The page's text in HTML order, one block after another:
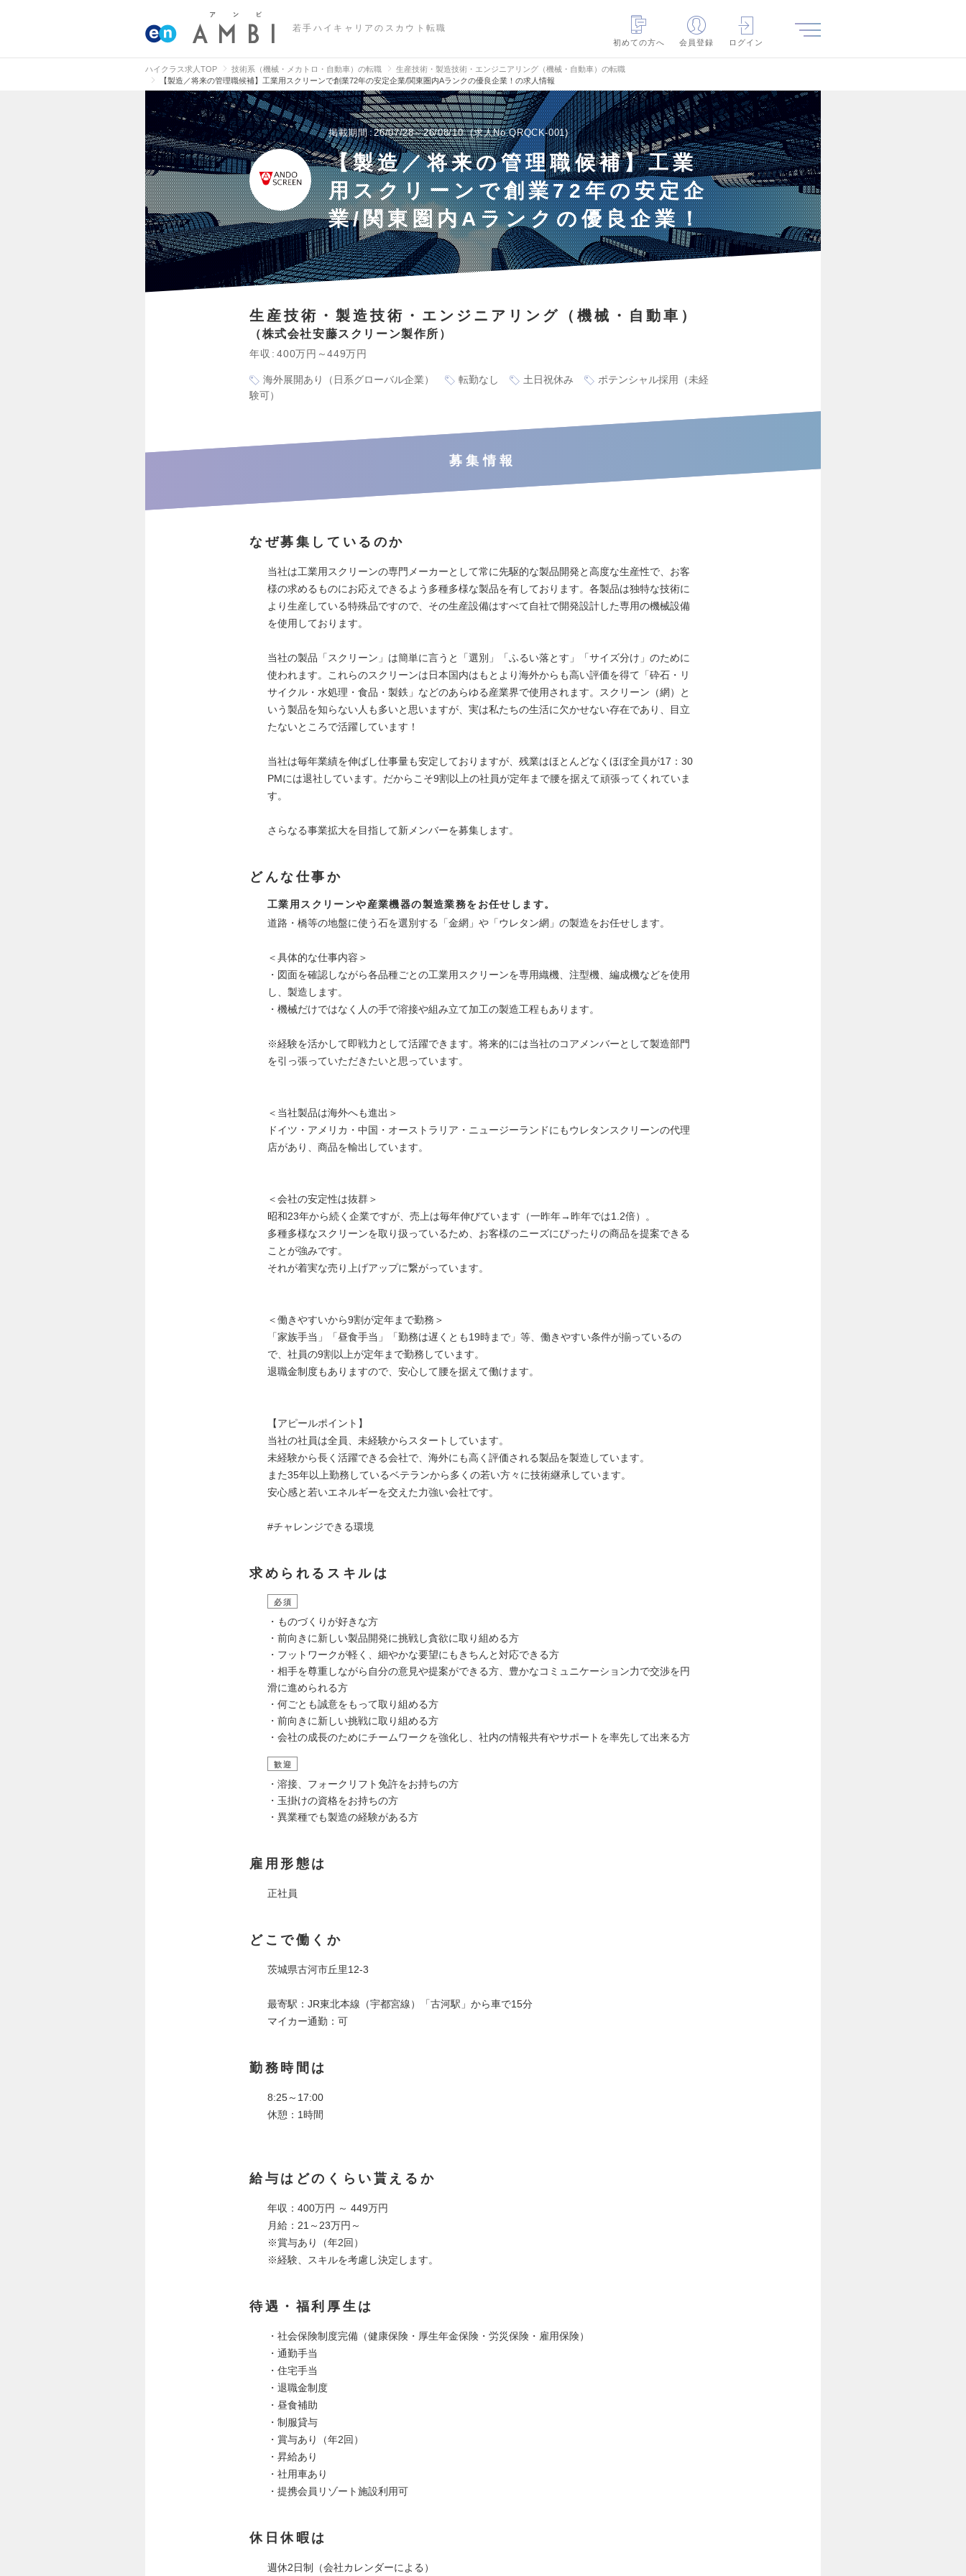
若手ハイキャリアのスカウト転職
初めての方へ
会員登録 ログイン
ハイクラス求人TOP 技術系（機械・メカトロ・自動車）の転職
生産技術・製造技術・エンジニアリング（機械・自動車）の転職
【製造／将来の管理職候補】工業用スクリーンで創業72年の安定企業/関東圏内Aランクの優良企業！の求人情報
掲載期間 26/07/28～26/08/10 求人No.QRQCK-001
【製造／将来の管理職候補】工業
用スクリーンで創業72年の安定企
業/関東圏内Aランクの優良企業！
生産技術・製造技術・エンジニアリング（機械・自動車）
株式会社安藤スクリーン製作所
年収 400万円～449万円
海外展開あり（日系グローバル企業） 転勤なし 土日祝休み
ポテンシャル採用（未経
験可）
募集情報
なぜ募集しているのか
当社は工業用スクリーンの専門メーカーとして常に先駆的な製品開発と高度な生産性で、お客
様の求めるものにお応えできるよう多種多様な製品を有しております。各製品は独特な技術に
より生産している特殊品ですので、その生産設備はすべて自社で開発設計した専用の機械設備
を使用しております。
当社の製品「スクリーン」は簡単に言うと「選別」「ふるい落とす」「サイズ分け」のために
使われます。これらのスクリーンは日本国内はもとより海外からも高い評価を得て「砕石・リ
サイクル・水処理・食品・製鉄」などのあらゆる産業界で使用されます。スクリーン（網）と
いう製品を知らない人も多いと思いますが、実は私たちの生活に欠かせない存在であり、目立
たないところで活躍しています！
当社は毎年業績を伸ばし仕事量も安定しておりますが、残業はほとんどなくほぼ全員が17：30
PMには退社しています。だからこそ9割以上の社員が定年まで腰を据えて頑張ってくれていま
す。
さらなる事業拡大を目指して新メンバーを募集します。
どんな仕事か
工業用スクリーンや産業機器の製造業務をお任せします。
道路・橋等の地盤に使う石を選別する「金網」や「ウレタン網」の製造をお任せします。
＜具体的な仕事内容＞
・図面を確認しながら各品種ごとの工業用スクリーンを専用織機、注型機、編成機などを使用
し、製造します。
・機械だけではなく人の手で溶接や組み立て加工の製造工程もあります。
※経験を活かして即戦力として活躍できます。将来的には当社のコアメンバーとして製造部門
を引っ張っていただきたいと思っています。
＜当社製品は海外へも進出＞
ドイツ・アメリカ・中国・オーストラリア・ニュージーランドにもウレタンスクリーンの代理
店があり、商品を輸出しています。
＜会社の安定性は抜群＞
昭和23年から続く企業ですが、売上は毎年伸びています（一昨年→昨年では1.2倍）。
多種多様なスクリーンを取り扱っているため、お客様のニーズにぴったりの商品を提案できる
ことが強みです。
それが着実な売り上げアップに繋がっています。
＜働きやすいから9割が定年まで勤務＞
「家族手当」「昼食手当」「勤務は遅くとも19時まで」等、働きやすい条件が揃っているの
で、社員の9割以上が定年まで勤務しています。
退職金制度もありますので、安心して腰を据えて働けます。
【アピールポイント】
当社の社員は全員、未経験からスタートしています。
未経験から長く活躍できる会社で、海外にも高く評価される製品を製造しています。
また35年以上勤務しているベテランから多くの若い方々に技術継承しています。
安心感と若いエネルギーを交えた力強い会社です。
#チャレンジできる環境
求められるスキルは
必須
・ものづくりが好きな方
・前向きに新しい製品開発に挑戦し貪欲に取り組める方
・フットワークが軽く、細やかな要望にもきちんと対応できる方
・相手を尊重しながら自分の意見や提案ができる方、豊かなコミュニケーション力で交渉を円
滑に進められる方
・何ごとも誠意をもって取り組める方
・前向きに新しい挑戦に取り組める方
・会社の成長のためにチームワークを強化し、社内の情報共有やサポートを率先して出来る方
歓迎
・溶接、フォークリフト免許をお持ちの方
・玉掛けの資格をお持ちの方
・異業種でも製造の経験がある方
雇用形態は
正社員
どこで働くか
茨城県古河市丘里12-3
最寄駅：JR東北本線（宇都宮線）「古河駅」から車で15分
マイカー通勤：可
勤務時間は
8:25～17:00
休憩：1時間
給与はどのくらい貰えるか
年収：400万円 ～ 449万円
月給：21～23万円～
※賞与あり（年2回）
※経験、スキルを考慮し決定します。
待遇・福利厚生は
・社会保険制度完備（健康保険・厚生年金保険・労災保険・雇用保険）
・通勤手当
・住宅手当
・退職金制度
・昼食補助
・制服貸与
・賞与あり（年2回）
・昇給あり
・社用車あり
・提携会員リゾート施設利用可
休日休暇は
週休2日制（会社カレンダーによる）